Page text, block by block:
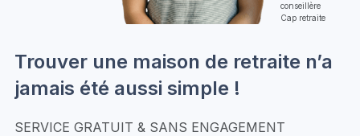
conseillère
Cap retraite
Trouver une maison de retraite n’a
jamais été aussi simple !
SERVICE GRATUIT & SANS ENGAGEMENT